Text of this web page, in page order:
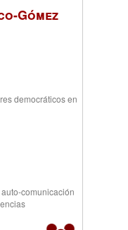
Gómez
democráticos en
comunicación